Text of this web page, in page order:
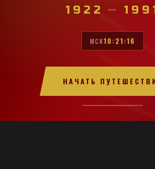
1922 —
МСК10:21:17
НАЧАТЬ